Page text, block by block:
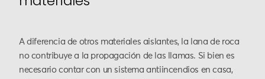
A diferencia de otros materiales aislantes, la lana de roca
no contribuye a la propagación de las llamas. Si bien es
necesario contar con un sistema antiincendios en casa,